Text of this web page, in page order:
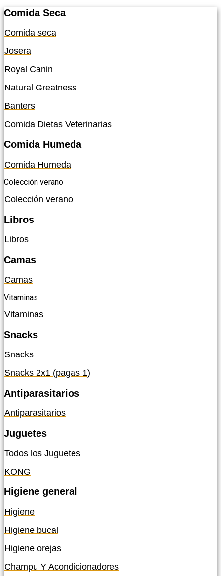
Comida Seca
Comida seca
Josera
Royal Canin
Natural Greatness
Banters
Comida Dietas Veterinarias
Comida Humeda
Comida Humeda
Colección verano
Colección verano
Libros
Libros
Camas
Camas
Vitaminas
Vitaminas
Snacks
Snacks
Snacks 2x1 (pagas 1)
Antiparasitarios
Antiparasitarios
Juguetes
Todos los Juguetes
KONG
Higiene general
Higiene
Higiene bucal
Higiene orejas
Champu Y Acondicionadores